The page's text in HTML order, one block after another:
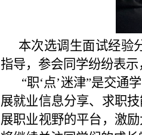
本次选调生面试经验
指导，参会同学纷纷表
“职‘点’迷津”是交通
展就业信息分享、求职
展职业视野的平台，激